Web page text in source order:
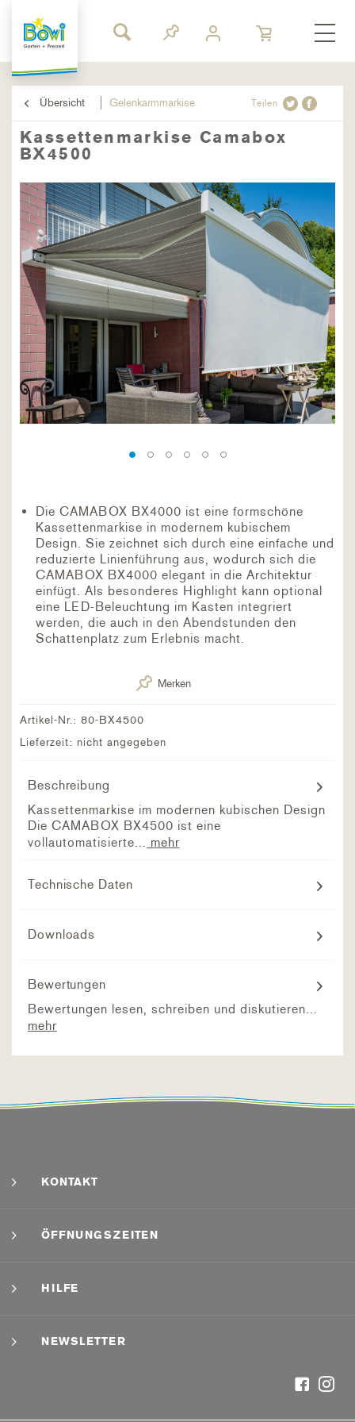
Übersicht Gelenkarmmarkise Teilen
Kassettenmarkise Camabox
BX4500
Die CAMABOX BX4000 ist eine formschöne
Kassettenmarkise in modernem kubischem
Design. Sie zeichnet sich durch eine einfache und
reduzierte Linienführung aus, wodurch sich die
CAMABOX BX4000 elegant in die Architektur
einfügt. Als besonderes Highlight kann optional
eine LED-Beleuchtung im Kasten integriert
werden, die auch in den Abendstunden den
Schattenplatz zum Erlebnis macht.
Merken
Artikel-Nr.: 80-BX4500
Lieferzeit: nicht angegeben
Beschreibung
Kassettenmarkise im modernen kubischen Design
Die CAMABOX BX4500 ist eine
vollautomatisierte...
mehr
Technische Daten
Downloads
Bewertungen
Bewertungen lesen, schreiben und diskutieren...
mehr
KONTAKT
ÖFFNUNGSZEITEN
HILFE
NEWSLETTER